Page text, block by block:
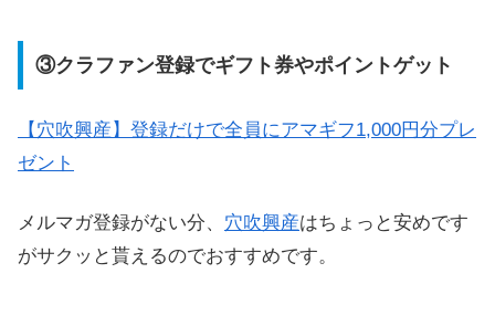
③クラファン登録でギフト券やポイントゲット
【穴吹興産】登録だけで全員にアマギフ1,000円分プレ
ゼント
メルマガ登録がない分、 穴吹興産はちょっと安めです
がサクッと貰えるのでおすすめです。